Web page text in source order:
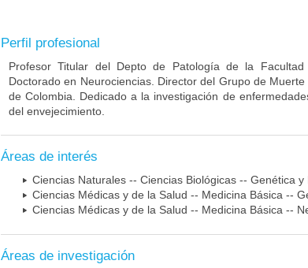
Perfil profesional
Profesor Titular del Depto de Patología de la Facultad
Doctorado en Neurociencias. Director del Grupo de
de Colombia. Dedicado a la investigación de
del envejecimiento.
Áreas de interés
Ciencias Naturales -- Ciencias Biológicas -- Genética y
Ciencias Médicas y de la Salud -- Medicina Básica --
Ciencias Médicas y de la Salud -- Medicina Básica --
Áreas de investigación